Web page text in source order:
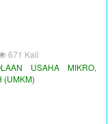
671 Kali
USAHA MIKRO,
(UMKM)